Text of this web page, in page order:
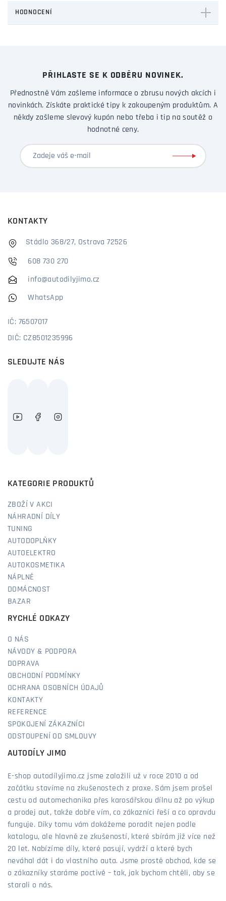
HODNOCENÍ
PŘIHLASTE SE K ODBĚRU NOVINEK.
Přednostně Vám zašleme informace o zbrusu nových akcích i
novinkách. Získáte praktické tipy k zakoupeným produktům. A
někdy zašleme slevový kupón nebo třeba i tip na soutěž o
hodnotné ceny.
KONTAKTY
Stádlo 368/27, Ostrava 72526
608 730 270
info@autodilyjimo.cz
WhatsApp
IČ: 76507017
DIČ: CZ8501235996
SLEDUJTE NÁS
KATEGORIE PRODUKTŮ
ZBOŽÍ V AKCI
NÁHRADNÍ DÍLY
TUNING
AUTODOPLŇKY
AUTOELEKTRO
AUTOKOSMETIKA
NÁPLNĚ
DOMÁCNOST
BAZAR
RYCHLÉ ODKAZY
O NÁS
NÁVODY & PODPORA
DOPRAVA
OBCHODNÍ PODMÍNKY
OCHRANA OSOBNÍCH ÚDAJŮ
KONTAKTY
REFERENCE
SPOKOJENÍ ZÁKAZNÍCI
ODSTOUPENÍ OD SMLOUVY
AUTODÍLY JIMO
E-shop autodílyjimo.cz jsme založili už v roce 2010 a od
začátku stavíme na zkušenostech z praxe. Sám jsem prošel
cestu od automechanika přes karosářskou dílnu až po výkup
a prodej aut, takže dobře vím, co zákazníci řeší a co opravdu
funguje. Díky tomu vám dokážeme poradit nejen podle
katalogu, ale hlavně ze zkušeností, které sbírám již více než
20 let. Nabízíme díly, které pasují, vydrží a které bych
neváhal dát i do vlastního auta. Jsme prostě obchod, kde se
o zákazníky staráme poctivě – tak, jak bychom chtěli, aby se
starali o nás.